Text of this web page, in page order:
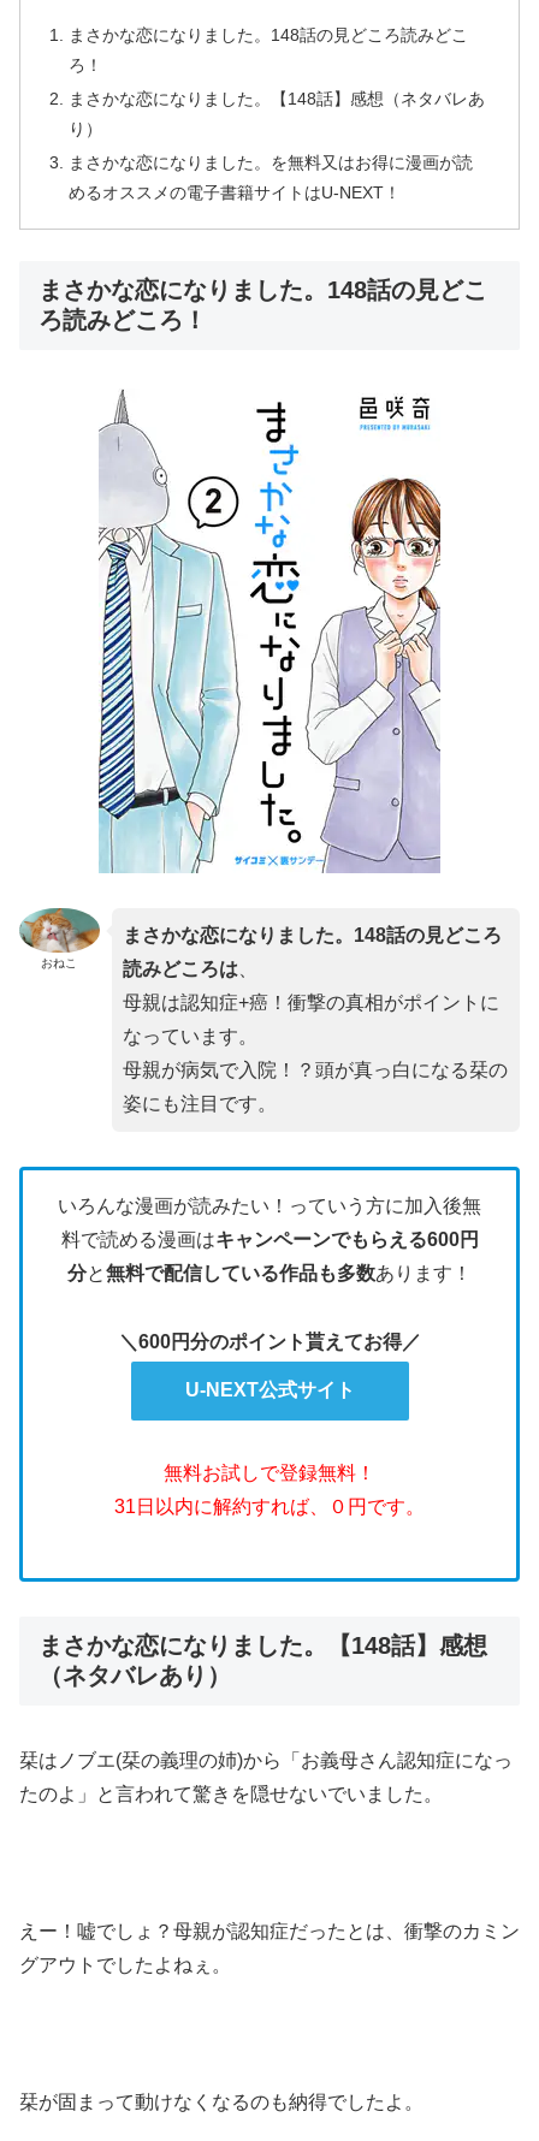
まさかな恋になりました。148話の見どころ読みどこ
ろ！
まさかな恋になりました。【148話】感想（ネタバレあ
り）
まさかな恋になりました。を無料又はお得に漫画が読
めるオススメの電子書籍サイトはU-NEXT！
まさかな恋になりました。148話の見どこ
ろ読みどころ！
おねこ
まさかな恋になりました。148話の見どころ
読みどころは
母親は認知症+癌！衝撃の真相がポイントに
なっています。
母親が病気で入院！？頭が真っ白になる栞の
姿にも注目です。
いろんな漫画が読みたい！っていう方に加入後無
料で読める漫画はキャンペーンでもらえる600円
分と無料で配信している作品も多数あります！
＼600円分のポイント貰えてお得／
U-NEXT公式サイト
無料お試しで登録無料！
31日以内に解約すれば、０円です。
まさかな恋になりました。【148話】感想
（ネタバレあり）
栞はノブエ(栞の義理の姉)から「お義母さん認知症になっ
たのよ」と言われて驚きを隠せないでいました。
えー！嘘でしょ？母親が認知症だったとは、衝撃のカミン
グアウトでしたよねぇ。
栞が固まって動けなくなるのも納得でしたよ。